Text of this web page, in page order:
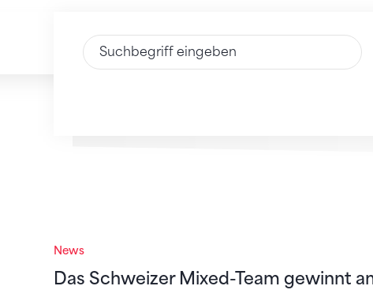
Text eingeben
News
Das Schweizer Mixed-Team gewinnt
Das Schweizer Mixed-Team gewinnt am